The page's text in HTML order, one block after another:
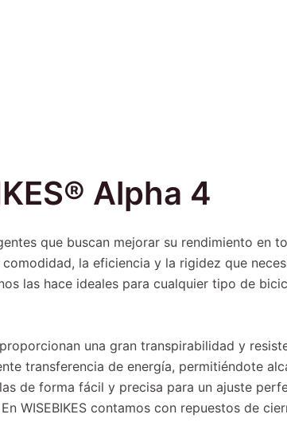
Alpha 4
que buscan mejorar su rendimiento en
la eficiencia y la rigidez que
las hace ideales para cualquier tipo de
una gran transpirabilidad y
transferencia de energía, permitiéndote
de forma fácil y precisa para un ajuste
WISEBIKES contamos con repuestos de